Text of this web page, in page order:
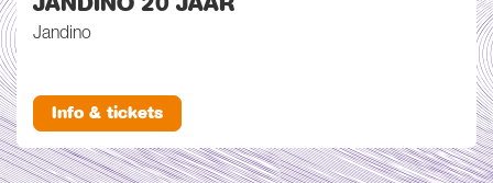
Jandino
Info & tickets